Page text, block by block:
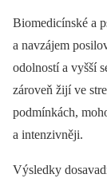
Biomedicínské a
a navzájem
odolností a vyšší
zároveň žijí ve
podmínkách,
a intenzivněji.
Výsledky